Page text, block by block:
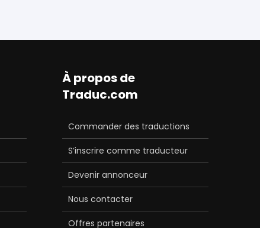
À propos de
Traduc.com
Commander des traductions
S’inscrire comme traducteur
Devenir annonceur
Nous contacter
Offres partenaires